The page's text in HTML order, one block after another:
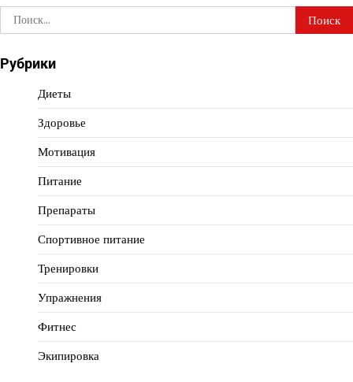
Найти:
Рубрики
Диеты
Здоровье
Мотивация
Питание
Препараты
Спортивное питание
Тренировки
Упражнения
Фитнес
Экипировка